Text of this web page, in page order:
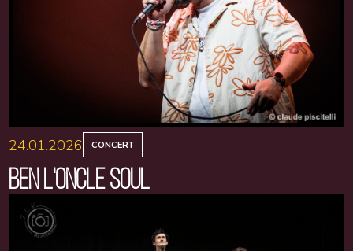
24.01.2026 CONCERT
BEN L'ONCLE SOUL